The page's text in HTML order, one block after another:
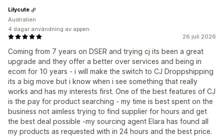
26 juli 2026
Coming from 7 years on DSER and trying cj its been a great
upgrade and they offer a better over services and being in
ecom for 10 years - i will make the switch to CJ Droppshipping
its a big move but i know when i see something that really
works and has my interests first. One of the best features of CJ
is the pay for product searching - my time is best spent on the
business not aimless trying to find supplier for hours and get
the best deal possible -my sourcing agent Elara has found all
my products as requested with in 24 hours and the best price.
Lilycute
Australien
4 dagar användning av appen